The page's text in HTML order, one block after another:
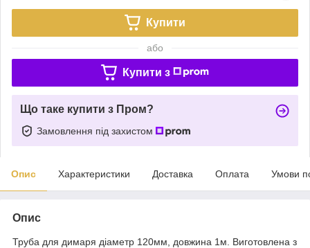
Купити
або
Купити з
Що таке купити з Пром?
Замовлення під захистом
Опис Характеристики Доставка Оплата Умови
Опис
Труба для димаря діаметр 120мм, довжина 1м. Виготовлена з